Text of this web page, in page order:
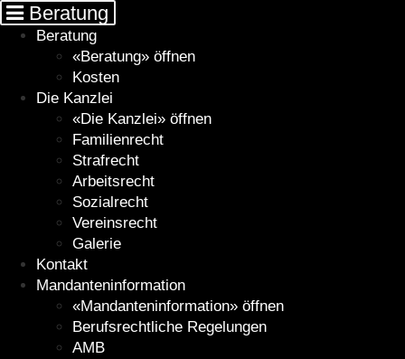
Beratung
«Beratung» öffnen
Kosten
Die Kanzlei
«Die Kanzlei» öffnen
Familienrecht
Strafrecht
Arbeitsrecht
Sozialrecht
Vereinsrecht
Galerie
Kontakt
Mandanteninformation
«Mandanteninformation» öffnen
Berufsrechtliche Regelungen
AMB
Cookie-Einstellungen